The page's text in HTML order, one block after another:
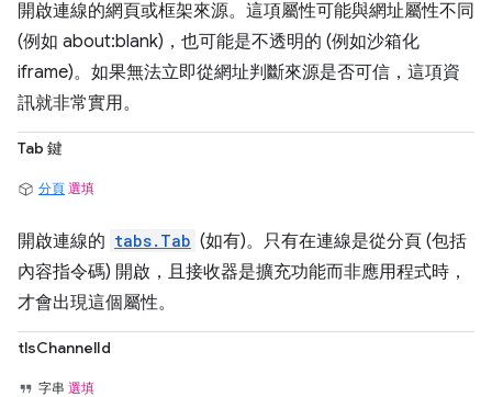
開啟連線的網頁或框架來源。這項屬性可能與網址屬性不同
(例如 about:blank)，也可能是不透明的 (例如沙箱化
iframe)。如果無法立即從網址判斷來源是否可信，這項資
訊就非常實用。
Tab 鍵
分頁 選填
開啟連線的 tabs.Tab (如有)。只有在連線是從分頁 (包括
內容指令碼) 開啟，且接收器是擴充功能而非應用程式時，
才會出現這個屬性。
tlsChannelId
字串 選填